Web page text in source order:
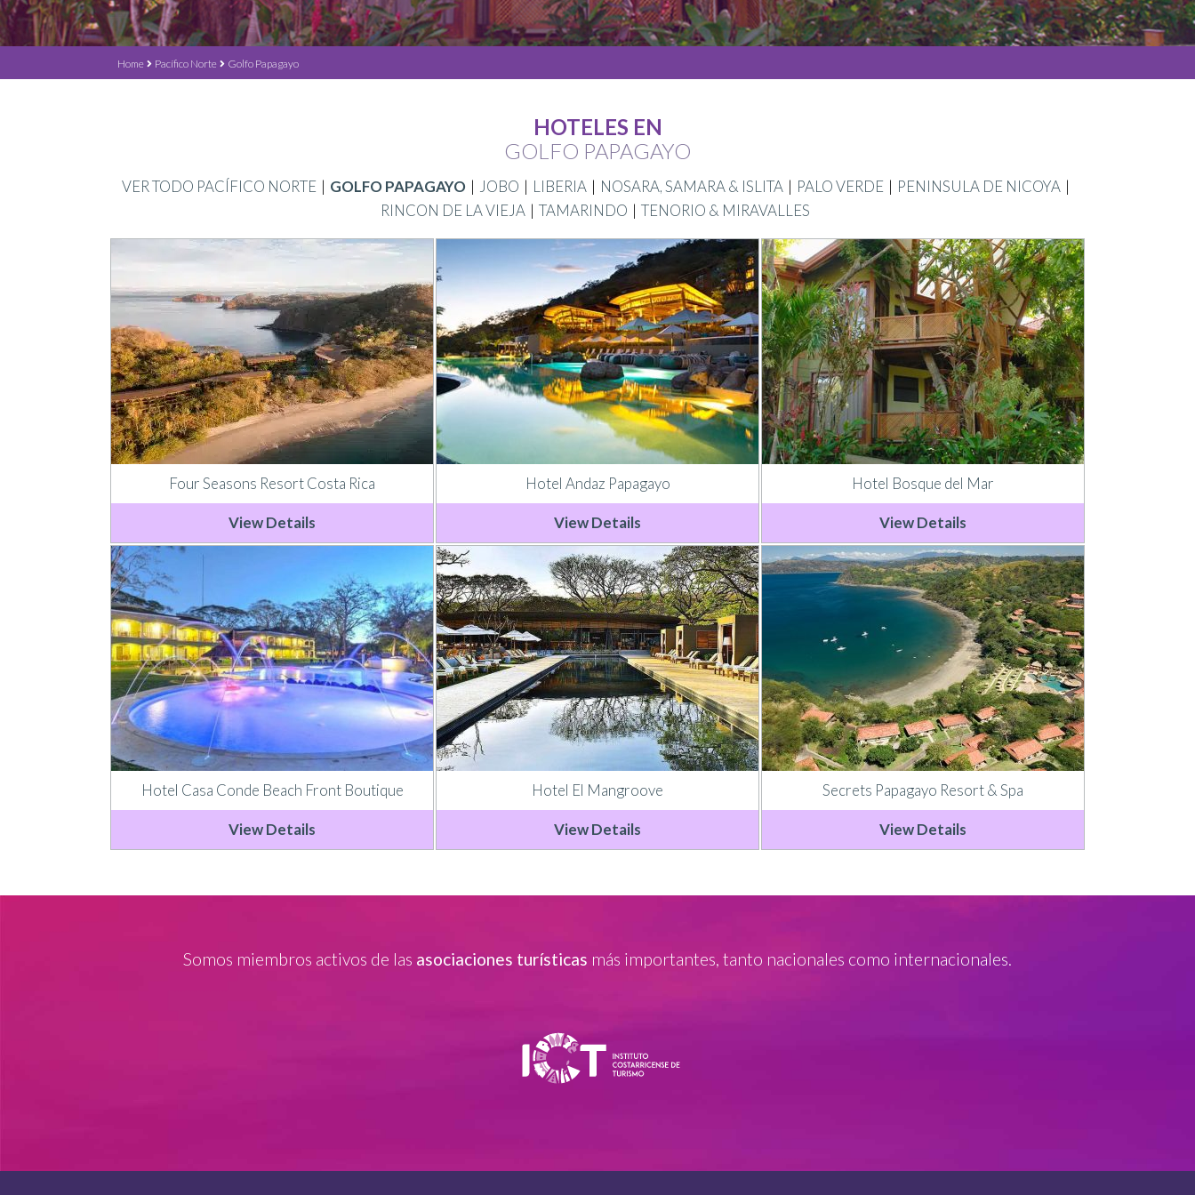
Home Pacífico Norte Golfo Papagayo
HOTELES EN
GOLFO PAPAGAYO
VER TODO PACÍFICO NORTE GOLFO PAPAGAYO JOBO LIBERIA NOSARA, SAMARA & ISLITA PALO VERDE
PENINSULA DE NICOYA
RINCON DE LA VIEJA
TAMARINDO TENORIO & MIRAVALLES
Four Seasons Resort Costa Rica
View Details
Hotel Andaz Papagayo
View Details
Hotel Bosque del Mar
View Details
Hotel Casa Conde Beach Front Boutique
View Details
Hotel El Mangroove
View Details
Secrets Papagayo Resort & Spa
View Details
Somos miembros activos de las asociaciones turísticas más importantes, tanto nacionales como internacionales.